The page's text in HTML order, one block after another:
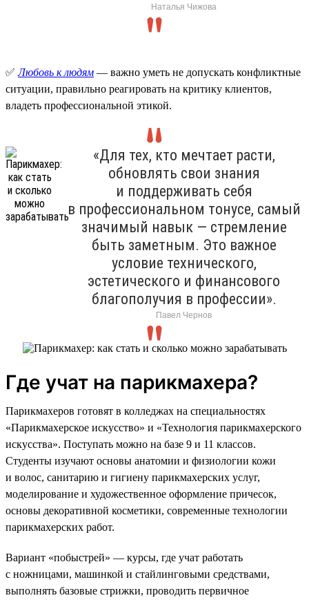
Наталья Чижова
✅Любовь к людям — важно уметь не допускать конфликтные
ситуации, правильно реагировать на критику клиентов,
владеть профессиональной этикой.
«Для тех, кто мечтает расти,
обновлять свои знания
и поддерживать себя
в профессиональном тонусе, самый
значимый навык — стремление
быть заметным. Это важное
условие технического,
эстетического и финансового
благополучия в профессии».
Павел Чернов
Где учат на парикмахера?
Парикмахеров готовят в колледжах на специальностях
«Парикмахерское искусство» и «Технология парикмахерского
искусства». Поступать можно на базе 9 и 11 классов.
Студенты изучают основы анатомии и физиологии кожи
и волос, санитарию и гигиену парикмахерских услуг,
моделирование и художественное оформление причесок,
основы декоративной косметики, современные технологии
парикмахерских работ.
Вариант «побыстрей» — курсы, где учат работать
с ножницами, машинкой и стайлинговыми средствами,
выполнять базовые стрижки, проводить первичное